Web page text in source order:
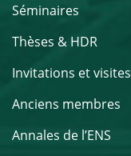
Séminaires
Thèses & HDR
Invitations et visites
Anciens membres
Annales de l’ENS